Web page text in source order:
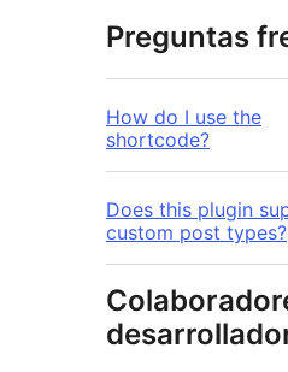
Preguntas
How do I use the
shortcode?
Does this plugin
custom post types?